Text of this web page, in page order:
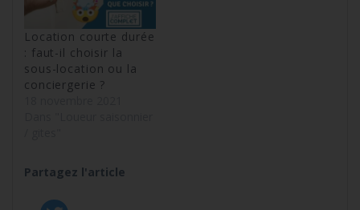
Location courte durée
: faut-il choisir la
sous-location ou la
conciergerie ?
Partagez l'article